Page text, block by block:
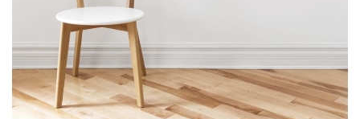
Zahrada
Design
Sledujte prima+